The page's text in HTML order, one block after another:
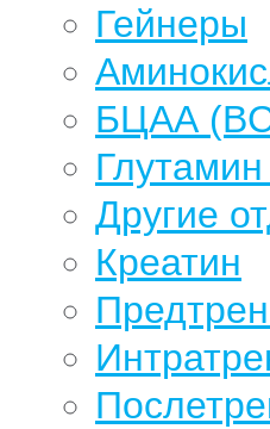
Гейнеры
БЦАА
Другие
Креатин